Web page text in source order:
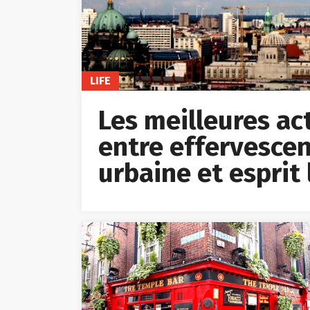
LIFE
Les meilleures
entre
urbaine et esprit